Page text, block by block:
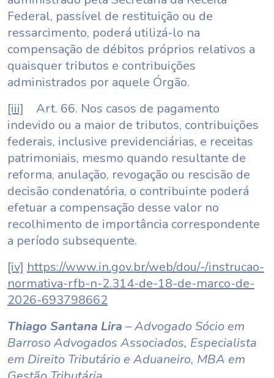
Federal, passível de restituição ou de
ressarcimento, poderá utilizá-lo na
compensação de débitos próprios relativos a
quaisquer tributos e contribuições
administrados por aquele Órgão.
[iii] Art. 66. Nos casos de pagamento
indevido ou a maior de tributos, contribuições
federais, inclusive previdenciárias, e receitas
patrimoniais, mesmo quando resultante de
reforma, anulação, revogação ou rescisão de
decisão condenatória, o contribuinte poderá
efetuar a compensação desse valor no
recolhimento de importância correspondente
a período subsequente.
[iv] https://www.in.gov.br/web/dou/-/instrucao-
normativa-rfb-n-2.314-de-18-de-marco-de-
2026-693798662
Thiago Santana Lira – Advogado Sócio em
Barroso Advogados Associados, Especialista
em Direito Tributário e Aduaneiro, MBA em